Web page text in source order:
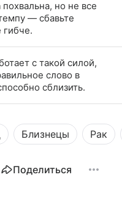
но не все
— сбавьте
гибче.
с такой силой,
слово в
сблизить.
Близнецы Рак
Поделиться